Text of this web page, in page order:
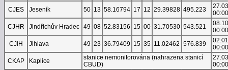
CJES
Jeseník 50 13 58.16794 17 12 29.39828 495.223
00:00
CJHR
Jindřichův Hradec 49 08 52.83156 15 00 31.70530 543.521
00:00
CJIH
Jihlava 49 23 36.79409 15 35 11.02462 576.839
00:00
CKAP
Kaplice
stanice nemonitorována (nahrazena stanicí
CBUD)
00:00